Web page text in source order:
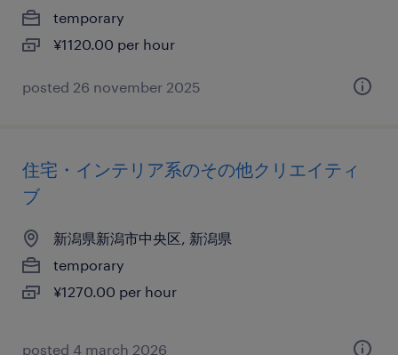
temporary
¥1120.00 per hour
posted 26 november 2025
住宅・インテリア系のその他クリエイティ
ブ
新潟県新潟市中央区, 新潟県
temporary
¥1270.00 per hour
posted 4 march 2026